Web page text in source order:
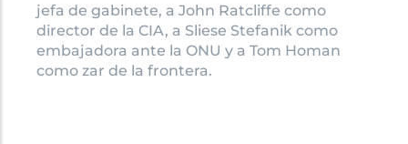
jefa de gabinete, a John Ratcliffe como
director de la CIA, a Sliese Stefanik como
embajadora ante la ONU y a Tom Homan
como zar de la frontera.